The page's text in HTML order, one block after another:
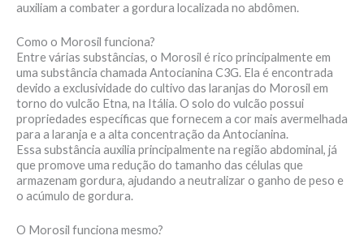
auxiliam a combater a gordura localizada no abdômen.
Como o Morosil funciona?
Entre várias substâncias, o Morosil é rico principalmente em
uma substância chamada Antocianina C3G. Ela é encontrada
devido a exclusividade do cultivo das laranjas do Morosil em
torno do vulcão Etna, na Itália. O solo do vulcão possui
propriedades específicas que fornecem a cor mais avermelhada
para a laranja e a alta concentração da Antocianina.
Essa substância auxilia principalmente na região abdominal, já
que promove uma redução do tamanho das células que
armazenam gordura, ajudando a neutralizar o ganho de peso e
o acúmulo de gordura.
O Morosil funciona mesmo?